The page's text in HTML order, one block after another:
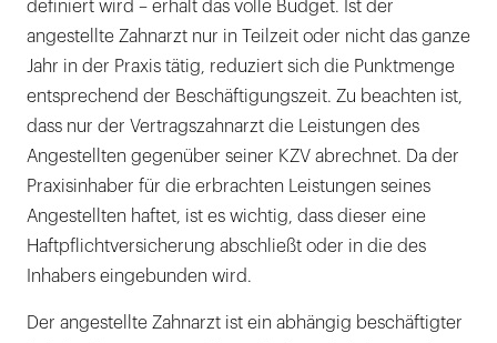
definiert wird – erhält das volle Budget. Ist der
angestellte Zahnarzt nur in Teilzeit oder nicht das ganze
Jahr in der Praxis tätig, reduziert sich die Punktmenge
entsprechend der Beschäftigungszeit. Zu beachten ist,
dass nur der Vertragszahnarzt die Leistungen des
Angestellten gegenüber seiner KZV abrechnet. Da der
Praxisinhaber für die erbrachten Leistungen seines
Angestellten haftet, ist es wichtig, dass dieser eine
Haftpflichtversicherung abschließt oder in die des
Inhabers eingebunden wird.
Der angestellte Zahnarzt ist ein abhängig beschäftigter